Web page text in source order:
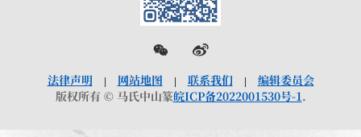
法律声明 网站地图 联系我们
编辑委员会
版权所有 © 马氏中山篆皖ICP备2022001530号-1.